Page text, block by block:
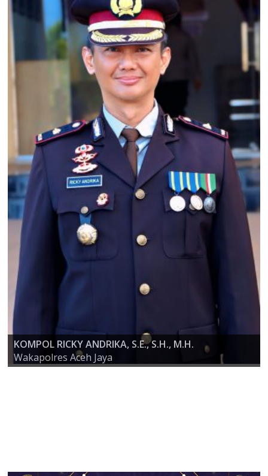
AKBP ZULFA RENALDO, S.I.K., M.Si
KAPOLRES ACEH JAYA
KOMPOL RICKY ANDRIKA, S.E., S.H., M.H.
Wakapolres Aceh Jaya